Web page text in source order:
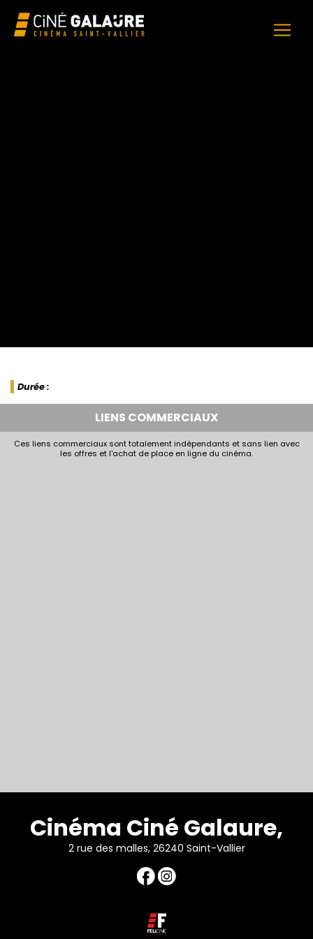
Durée :
LIENS COMMERCIAUX
Ces liens commerciaux sont totalement indépendants et sans lien avec
les offres et l'achat de place en ligne du cinéma.
Cinéma Ciné Galaure,
2 rue des malles, 26240 Saint-Vallier